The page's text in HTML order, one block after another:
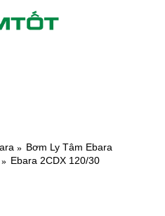
Bơm Ly Tâm Ebara
Ebara 2CDX 120/30